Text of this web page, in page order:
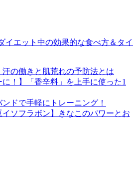
イエット中の効果的な食べ方＆タイ
汗の働きと肌荒れの予防法とは
に！】「香辛料」を上手に使った1
ンドで手軽にトレーニング！
イソフラボン】きなこのパワーとお